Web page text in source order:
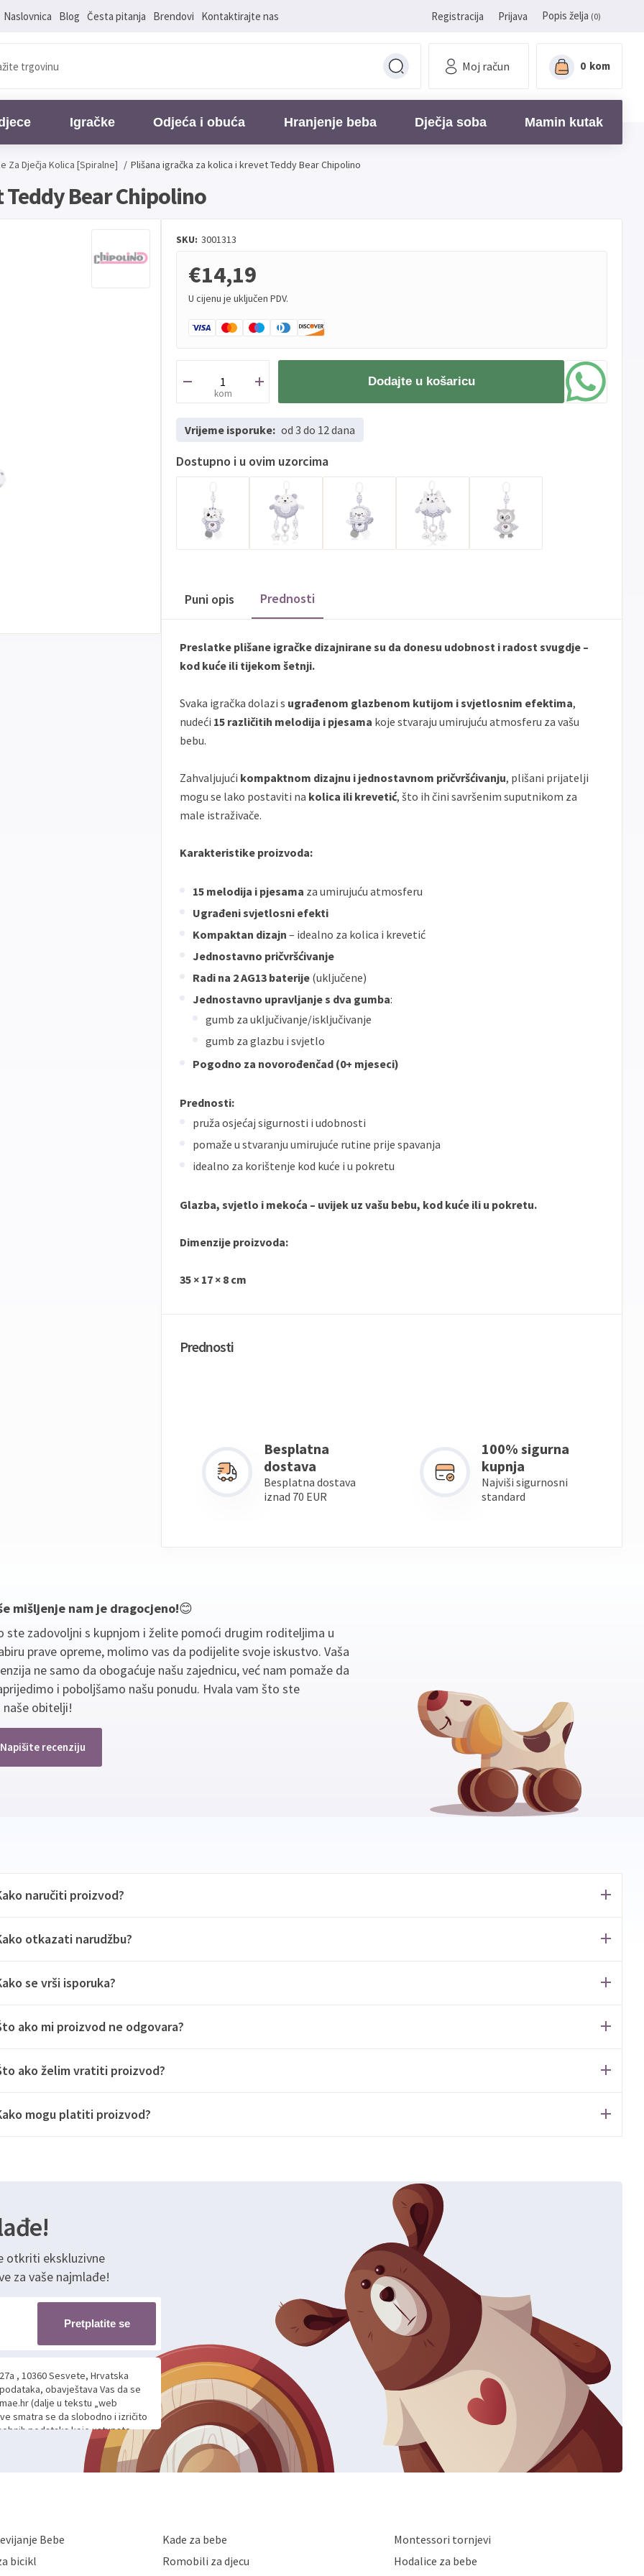
Naslovnica Blog Česta pitanja Brendovi Kontaktirajte nas Registracija Prijava Popis želja (0)
Moj račun 0 kom
Igračke Odjeća i obuća Hranjenje beba Dječja soba Mamin kutak
Za Dječja Kolica [Spiralne] / Plišana igračka za kolica i krevet Teddy Bear Chipolino
Bear Chipolino
SKU: 3001313
€14,19
U cijenu je uključen PDV.
kom
Dodajte u košaricu
Vrijeme isporuke: od 3 do 12 dana
Dostupno i u ovim uzorcima
Puni opis Prednosti
Preslatke plišane igračke dizajnirane su da donesu udobnost i radost svugdje –
kod kuće ili tijekom šetnji.
Svaka igračka dolazi s ugrađenom glazbenom kutijom i svjetlosnim efektima,
nudeći 15 različitih melodija i pjesama koje stvaraju umirujuću atmosferu za vašu
bebu.
Zahvaljujući kompaktnom dizajnu i jednostavnom pričvršćivanju, plišani prijatelji
mogu se lako postaviti na kolica ili krevetić, što ih čini savršenim suputnikom za
male istraživače.
Karakteristike proizvoda:
15 melodija i pjesama za umirujuću atmosferu
Ugrađeni svjetlosni efekti
Kompaktan dizajn – idealno za kolica i krevetić
Jednostavno pričvršćivanje
Radi na 2 AG13 baterije (uključene)
Jednostavno upravljanje s dva gumba:
gumb za uključivanje/isključivanje
gumb za glazbu i svjetlo
Pogodno za novorođenčad (0+ mjeseci)
Prednosti:
pruža osjećaj sigurnosti i udobnosti
pomaže u stvaranju umirujuće rutine prije spavanja
idealno za korištenje kod kuće i u pokretu
Glazba, svjetlo i mekoća – uvijek uz vašu bebu, kod kuće ili u pokretu.
Dimenzije proizvoda:
35 × 17 × 8 cm
Prednosti
Besplatna
dostava
Besplatna dostava
iznad 70 EUR
100% sigurna
kupnja
Najviši sigurnosni
standard
mišljenje nam je dragocjeno!😊
ste zadovoljni s kupnjom i želite pomoći drugim roditeljima u
prave opreme, molimo vas da podijelite svoje iskustvo. Vaša
ne samo da obogaćuje našu zajednicu, već nam pomaže da
i poboljšamo našu ponudu. Hvala vam što ste
naše obitelji!
Napišite recenziju
naručiti proizvod?
otkazati narudžbu?
se vrši isporuka?
ako mi proizvod ne odgovara?
ako želim vratiti proizvod?
mogu platiti proizvod?
otkriti ekskluzivne
za vaše najmlađe!
Pretplatite se
, 10360 Sesvete, Hrvatska
obavještava Vas da se
(dalje u tekstu „web
smatra se da slobodno i izričito
podataka koje ustupate
komunikacije na Vaš upit
davanju podataka te ovu Izjavu
osobne podatke u jednu od
osobnih podataka od
povjerljivost Vaših osobnih
Bebe Kade za bebe
Montessori tornjevi
bicikl
Romobili za djecu
Hodalice za bebe